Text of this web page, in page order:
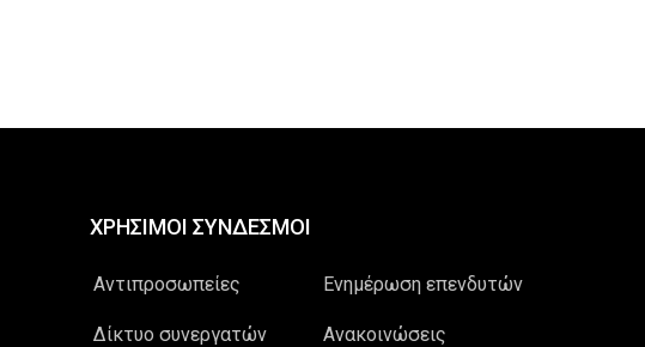
ΧΡΗΣΙΜΟΙ ΣΥΝΔΕΣΜΟΙ
Αντιπροσωπείες
Δίκτυο συνεργατών
Ενημέρωση επενδυτών
Ανακοινώσεις